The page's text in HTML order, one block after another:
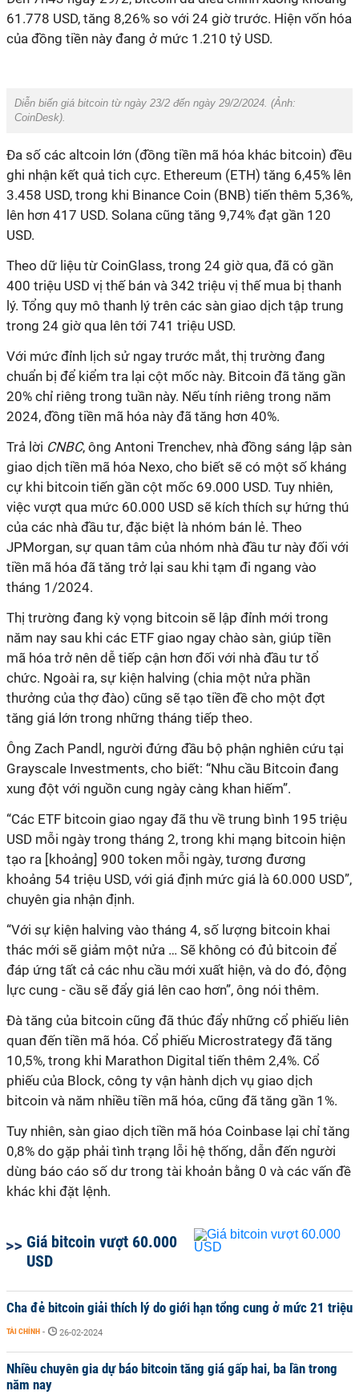
61.778 USD, tăng 8,26% so với 24 giờ trước. Hiện vốn hóa
của đồng tiền này đang ở mức 1.210 tỷ USD.
Diễn biến giá bitcoin từ ngày 23/2 đến ngày 29/2/2024. (Ảnh:
CoinDesk).
Đa số các altcoin lớn (đồng tiền mã hóa khác bitcoin) đều
ghi nhận kết quả tich cực. Ethereum (ETH) tăng 6,45% lên
3.458 USD, trong khi Binance Coin (BNB) tiến thêm 5,36%,
lên hơn 417 USD. Solana cũng tăng 9,74% đạt gần 120
USD.
Theo dữ liệu từ CoinGlass, trong 24 giờ qua, đã có gần
400 triệu USD vị thế bán và 342 triệu vị thế mua bị thanh
lý. Tổng quy mô thanh lý trên các sàn giao dịch tập trung
trong 24 giờ qua lên tới 741 triệu USD.
Với mức đỉnh lịch sử ngay trước mắt, thị trường đang
chuẩn bị để kiểm tra lại cột mốc này. Bitcoin đã tăng gần
20% chỉ riêng trong tuần này. Nếu tính riêng trong năm
2024, đồng tiền mã hóa này đã tăng hơn 40%.
Trả lời CNBC, ông Antoni Trenchev, nhà đồng sáng lập sàn
giao dịch tiền mã hóa Nexo, cho biết sẽ có một số kháng
cự khi bitcoin tiến gần cột mốc 69.000 USD. Tuy nhiên,
việc vượt qua mức 60.000 USD sẽ kích thích sự hứng thú
của các nhà đầu tư, đặc biệt là nhóm bán lẻ. Theo
JPMorgan, sự quan tâm của nhóm nhà đầu tư này đối với
tiền mã hóa đã tăng trở lại sau khi tạm đi ngang vào
tháng 1/2024.
Thị trường đang kỳ vọng bitcoin sẽ lập đỉnh mới trong
năm nay sau khi các ETF giao ngay chào sàn, giúp tiền
mã hóa trở nên dễ tiếp cận hơn đối với nhà đầu tư tổ
chức. Ngoài ra, sự kiện halving (chia một nửa phần
thưởng của thợ đào) cũng sẽ tạo tiền đề cho một đợt
tăng giá lớn trong những tháng tiếp theo.
Ông Zach Pandl, người đứng đầu bộ phận nghiên cứu tại
Grayscale Investments, cho biết: “Nhu cầu Bitcoin đang
xung đột với nguồn cung ngày càng khan hiếm”.
“Các ETF bitcoin giao ngay đã thu về trung bình 195 triệu
USD mỗi ngày trong tháng 2, trong khi mạng bitcoin hiện
tạo ra [khoảng] 900 token mỗi ngày, tương đương
khoảng 54 triệu USD, với giá định mức giá là 60.000 USD”,
chuyên gia nhận định.
“Với sự kiện halving vào tháng 4, số lượng bitcoin khai
thác mới sẽ giảm một nửa … Sẽ không có đủ bitcoin để
đáp ứng tất cả các nhu cầu mới xuất hiện, và do đó, động
lực cung - cầu sẽ đẩy giá lên cao hơn”, ông nói thêm.
Đà tăng của bitcoin cũng đã thúc đẩy những cổ phiếu liên
quan đến tiền mã hóa. Cổ phiếu Microstrategy đã tăng
10,5%, trong khi Marathon Digital tiến thêm 2,4%. Cổ
phiếu của Block, công ty vận hành dịch vụ giao dịch
bitcoin và năm nhiều tiền mã hóa, cũng đã tăng gần 1%.
Tuy nhiên, sàn giao dịch tiền mã hóa Coinbase lại chỉ tăng
0,8% do gặp phải tình trạng lỗi hệ thống, dẫn đến người
dùng báo cáo số dư trong tài khoản bằng 0 và các vấn đề
khác khi đặt lệnh.
Giá bitcoin vượt 60.000
USD
Cha đẻ bitcoin giải thích lý do giới hạn tổng cung ở mức 21 triệu
TÀI CHÍNH - 26-02-2024
Nhiều chuyên gia dự báo bitcoin tăng giá gấp hai, ba lần trong
năm nay